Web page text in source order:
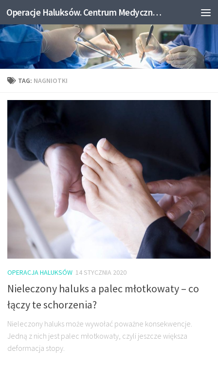
Skip to content Operacje Haluksów. Centrum Medyczne Medicum.
TAG: NAGNIOTKI
OPERACJA HALUKSÓW 14 STYCZNIA 2020
Nieleczony haluks a palec młotkowaty – co
łączy te schorzenia?
Nieleczony haluks może wywołać poważne konsekwencje.
Jedną z nich jest palec młotkowaty, czyli jeszcze większa
deformacja stopy.